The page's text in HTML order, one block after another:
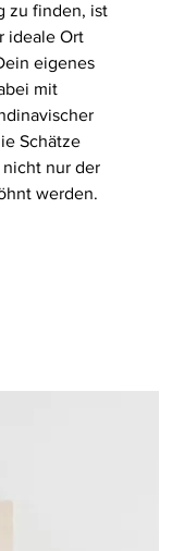
zu finden, ist
ideale Ort
eigenes
mit
Schätze
nur der
werden.